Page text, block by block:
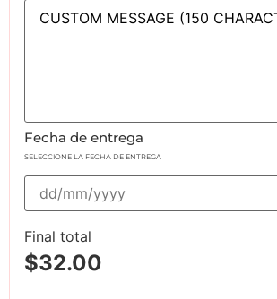
Fecha de entrega
SELECCIONE LA FECHA DE ENTREGA
Final total
$32.00